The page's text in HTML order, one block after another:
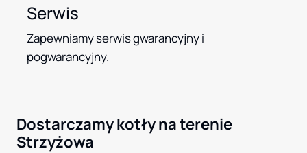
Serwis
Zapewniamy serwis gwarancyjny i
pogwarancyjny.
Dostarczamy kotły na terenie
Strzyżowa